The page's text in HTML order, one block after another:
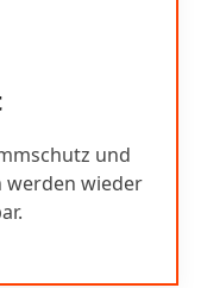
und
werden wieder